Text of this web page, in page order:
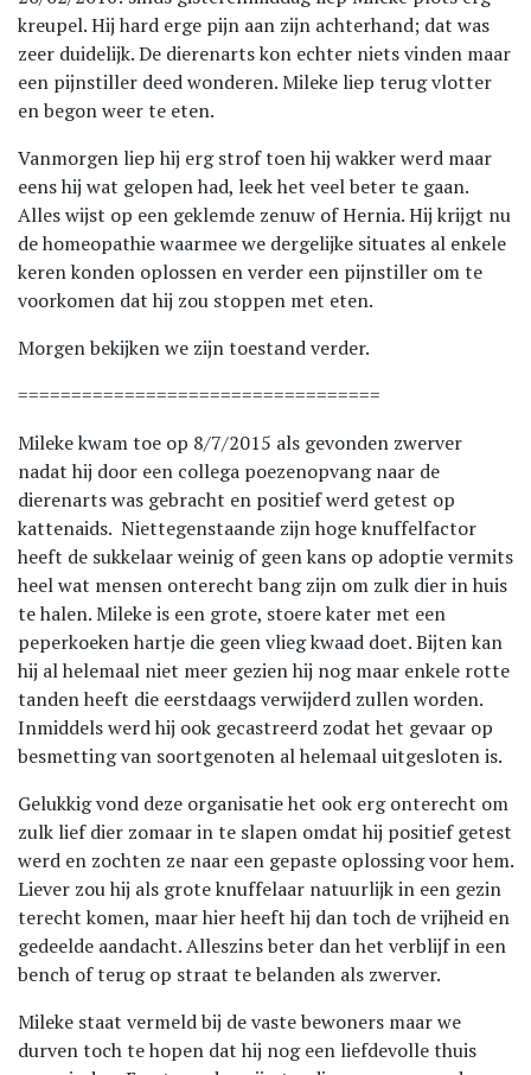
kreupel. Hij hard erge pijn aan zijn achterhand; dat was
zeer duidelijk. De dierenarts kon echter niets vinden maar
een pijnstiller deed wonderen. Mileke liep terug vlotter
en begon weer te eten.
Vanmorgen liep hij erg strof toen hij wakker werd maar
eens hij wat gelopen had, leek het veel beter te gaan.
Alles wijst op een geklemde zenuw of Hernia. Hij krijgt nu
de homeopathie waarmee we dergelijke situates al enkele
keren konden oplossen en verder een pijnstiller om te
voorkomen dat hij zou stoppen met eten.
Morgen bekijken we zijn toestand verder.
==================================
Mileke kwam toe op 8/7/2015 als gevonden zwerver
nadat hij door een collega poezenopvang naar de
dierenarts was gebracht en positief werd getest op
kattenaids. Niettegenstaande zijn hoge knuffelfactor
heeft de sukkelaar weinig of geen kans op adoptie vermits
heel wat mensen onterecht bang zijn om zulk dier in huis
te halen. Mileke is een grote, stoere kater met een
peperkoeken hartje die geen vlieg kwaad doet. Bijten kan
hij al helemaal niet meer gezien hij nog maar enkele rotte
tanden heeft die eerstdaags verwijderd zullen worden.
Inmiddels werd hij ook gecastreerd zodat het gevaar op
besmetting van soortgenoten al helemaal uitgesloten is.
Gelukkig vond deze organisatie het ook erg onterecht om
zulk lief dier zomaar in te slapen omdat hij positief getest
werd en zochten ze naar een gepaste oplossing voor hem.
Liever zou hij als grote knuffelaar natuurlijk in een gezin
terecht komen, maar hier heeft hij dan toch de vrijheid en
gedeelde aandacht. Alleszins beter dan het verblijf in een
bench of terug op straat te belanden als zwerver.
Mileke staat vermeld bij de vaste bewoners maar we
durven toch te hopen dat hij nog een liefdevolle thuis